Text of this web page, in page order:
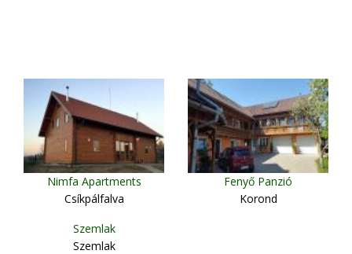
Nimfa Apartments
Csíkpálfalva
Fenyő Panzió
Korond
Szemlak
Szemlak